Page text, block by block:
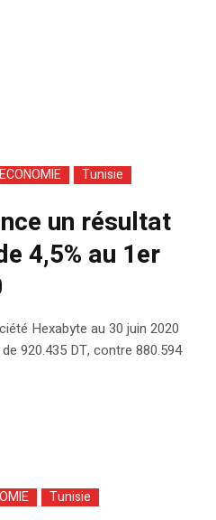
ECONOMIE Tunisie
un résultat
4,5% au 1er
Hexabyte au 30 juin 2020
920.435 DT, contre 880.594
Tunisie